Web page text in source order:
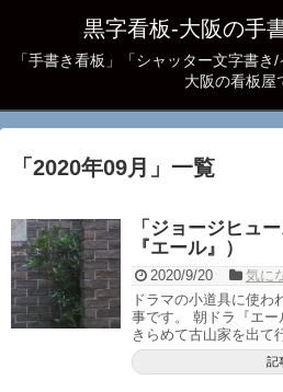
黒字看板‐大阪の手
「手書き看板」「シャッター文字書
大阪の看板屋
「 2020年09月 」 一覧
「ジョージヒュ
『エール』）
2020/9/20
気に
ドラマの小道具に使わ
事です。 朝ドラ『エ
きらめて古山家を出て
記